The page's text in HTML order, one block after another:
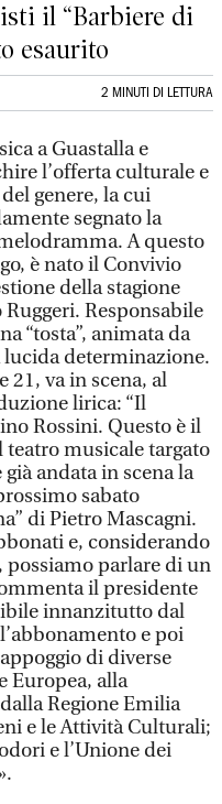
il “Barbiere di
esaurito
2 MINUTI DI LETTURA
a Guastalla e
l’offerta culturale e
genere, la cui
segnato la
A questo
è nato il Convivio
della stagione
Responsabile
“tosta”, animata da
lucida determinazione.
21, va in scena, al
lirica: “Il
Rossini. Questo è il
musicale targato
andata in scena la
sabato
di Pietro Mascagni.
e, considerando
possiamo parlare di un
il presidente
innanzitutto dal
e poi
di diverse
Europea, alla
Regione Emilia
e le Attività Culturali;
e l’Unione dei